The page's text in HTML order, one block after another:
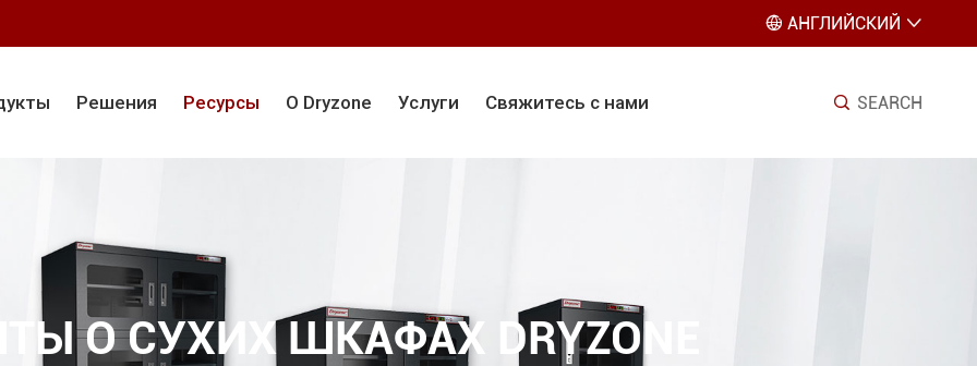
 АНГЛИЙСКИЙ 
Решения Ресурсы О Dryzone Услуги Свяжитесь с нами  SEARCH
О СУХИХ ШКАФАХ DRYZONE